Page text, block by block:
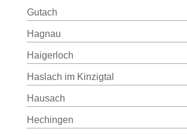
Gutach
Hagnau
Haigerloch
Haslach im Kinzigtal
Hausach
Hechingen